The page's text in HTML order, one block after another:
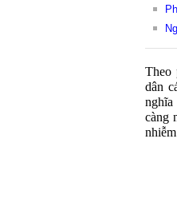
Theo
dân
nghĩa
càng